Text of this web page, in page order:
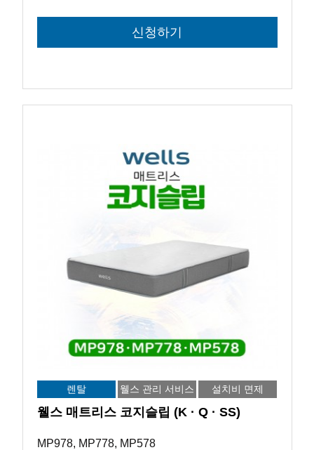
렌탈 웰스 관리 서비스 설치비 면제
웰스 매트리스 코지슬립 (K · Q · SS)
MP978, MP778, MP578